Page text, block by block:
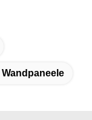
Wandpaneele